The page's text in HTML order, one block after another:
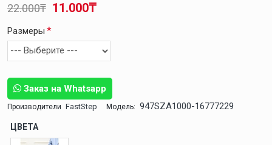
Заказ на Whatsapp
Производители FastStep Модель: 947SZA1000-16777229
11.000₸
22.000₸
Размеры
ЦВЕТА